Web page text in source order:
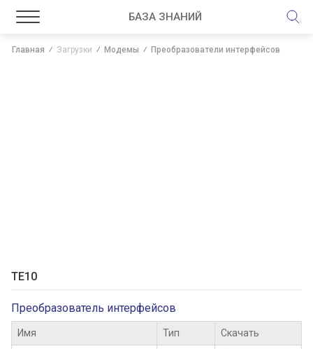
БАЗА ЗНАНИЙ
Главная Загрузки Модемы Преобразователи интерфейсов
TE10
Преобразователь интерфейсов
Имя Тип Скачать